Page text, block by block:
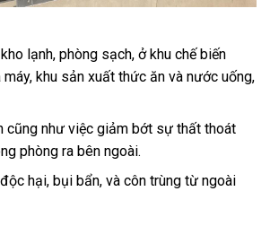
lạnh, phòng sạch, ở khu chế biến
khu sản xuất thức ăn và nước uống,
cũng như việc giảm bớt sự thất thoát
phòng ra bên ngoài.
hại, bụi bẩn, và côn trùng từ ngoài